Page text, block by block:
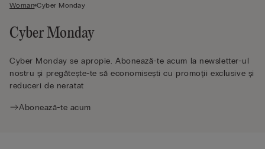
Woman Cyber Monday
Cyber Monday
Cyber Monday se apropie. Abonează-te acum la newsletter-ul
nostru și pregătește-te să economisești cu promoții exclusive și
reduceri de neratat
Abonează-te acum